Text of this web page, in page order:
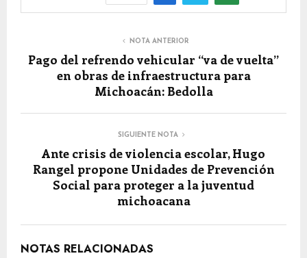
NOTA ANTERIOR
Pago del refrendo vehicular “va de vuelta”
en obras de infraestructura para
Michoacán: Bedolla
SIGUIENTE NOTA
Ante crisis de violencia escolar, Hugo
Rangel propone Unidades de Prevención
Social para proteger a la juventud
michoacana
NOTAS RELACIONADAS